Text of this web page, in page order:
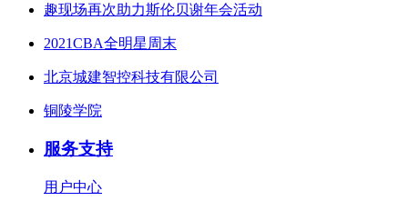
趣现场再次助力斯伦贝谢年会活动
2021CBA全明星周末
北京城建智控科技有限公司
铜陵学院
服务支持
用户中心